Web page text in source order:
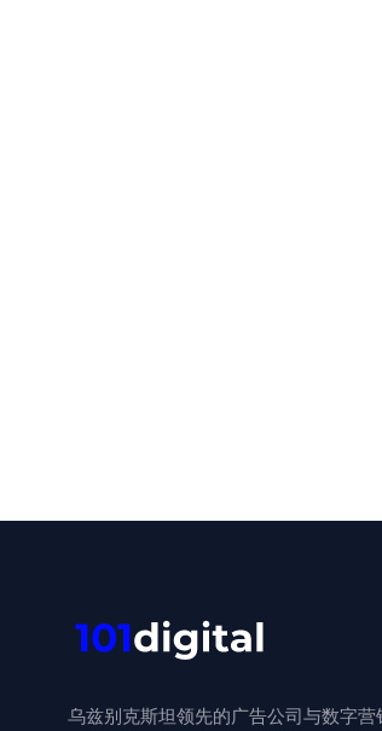
乌兹别克斯坦领先的广告公司与数字营